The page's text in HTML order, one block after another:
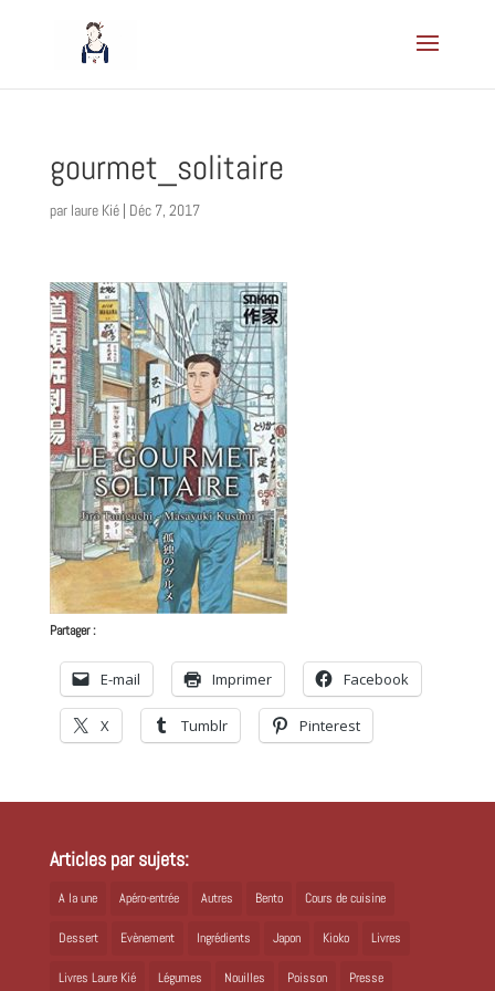
gourmet_solitaire
par laure Kié| Déc 7, 2017
Partager :
E-mail Imprimer Facebook
X Tumblr Pinterest
Articles par sujets:
A la une Apéro-entrée Autres Bento Cours de cuisine
Dessert Evènement Ingrédients Japon Kioko Livres
Livres Laure Kié Légumes Nouilles Poisson Presse